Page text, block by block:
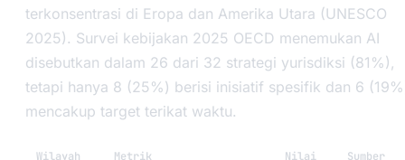
terkonsentrasi di Eropa dan Amerika Utara (UNESCO
2025). Survei kebijakan 2025 OECD menemukan AI
disebutkan dalam 26 dari 32 strategi yurisdiksi (81%),
tetapi hanya 8 (25%) berisi inisiatif spesifik dan 6
mencakup target terikat waktu.
Wilayah Metrik Nilai Sumber